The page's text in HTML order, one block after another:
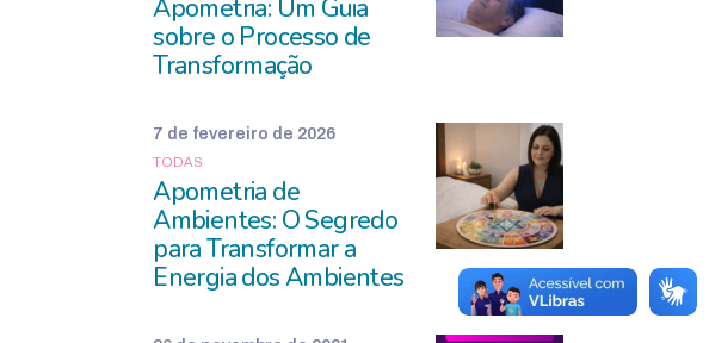
Apometria: Um Guia
sobre o Processo de
Transformação
TODAS
Apometria de
Ambientes: O Segredo
para Transformar a
Energia dos Ambientes
7 de fevereiro de 2026